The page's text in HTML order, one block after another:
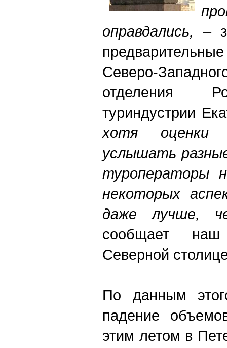
оправдались, –
Северо-
отделения
туриндустрии
хотя
услышать
туроператоры
некоторых
даже лучше,
сообщает
Северной
По данным
падение
этим летом в